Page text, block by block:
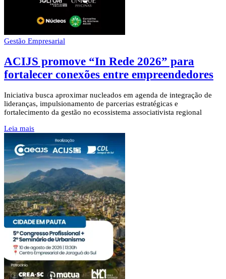
Gestão Empresarial
ACIJS promove “In Rede 2026” para
fortalecer conexões entre empreendedores
Iniciativa busca aproximar nucleados em agenda de integração de
lideranças, impulsionamento de parcerias estratégicas e
fortalecimento da gestão no ecossistema associativista regional
Leia mais